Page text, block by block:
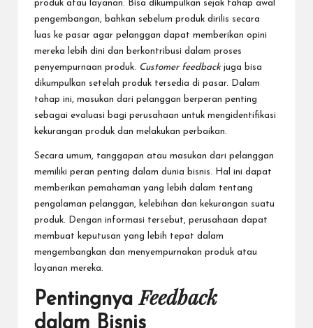
produk atau layanan. Bisa dikumpulkan sejak tahap awal
pengembangan, bahkan sebelum produk dirilis secara
luas ke pasar agar pelanggan dapat memberikan opini
mereka lebih dini dan berkontribusi dalam proses
penyempurnaan produk. Customer feedback juga bisa
dikumpulkan setelah produk tersedia di pasar. Dalam
tahap ini, masukan dari pelanggan berperan penting
sebagai evaluasi bagi perusahaan untuk mengidentifikasi
kekurangan produk dan melakukan perbaikan.
Secara umum, tanggapan atau masukan dari pelanggan
memiliki peran penting dalam dunia bisnis. Hal ini dapat
memberikan pemahaman yang lebih dalam tentang
pengalaman pelanggan, kelebihan dan kekurangan suatu
produk. Dengan informasi tersebut, perusahaan dapat
membuat keputusan yang lebih tepat dalam
mengembangkan dan menyempurnakan produk atau
layanan mereka.
PentingnyaFeedback
dalam Bisnis